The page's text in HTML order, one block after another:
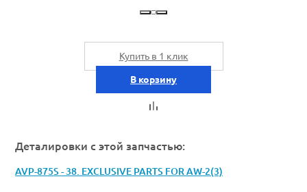
Купить в 1 клик
В корзину
Деталировки с этой запчастью:
AVP-875S - 38. EXCLUSIVE PARTS FOR AW-2(3)